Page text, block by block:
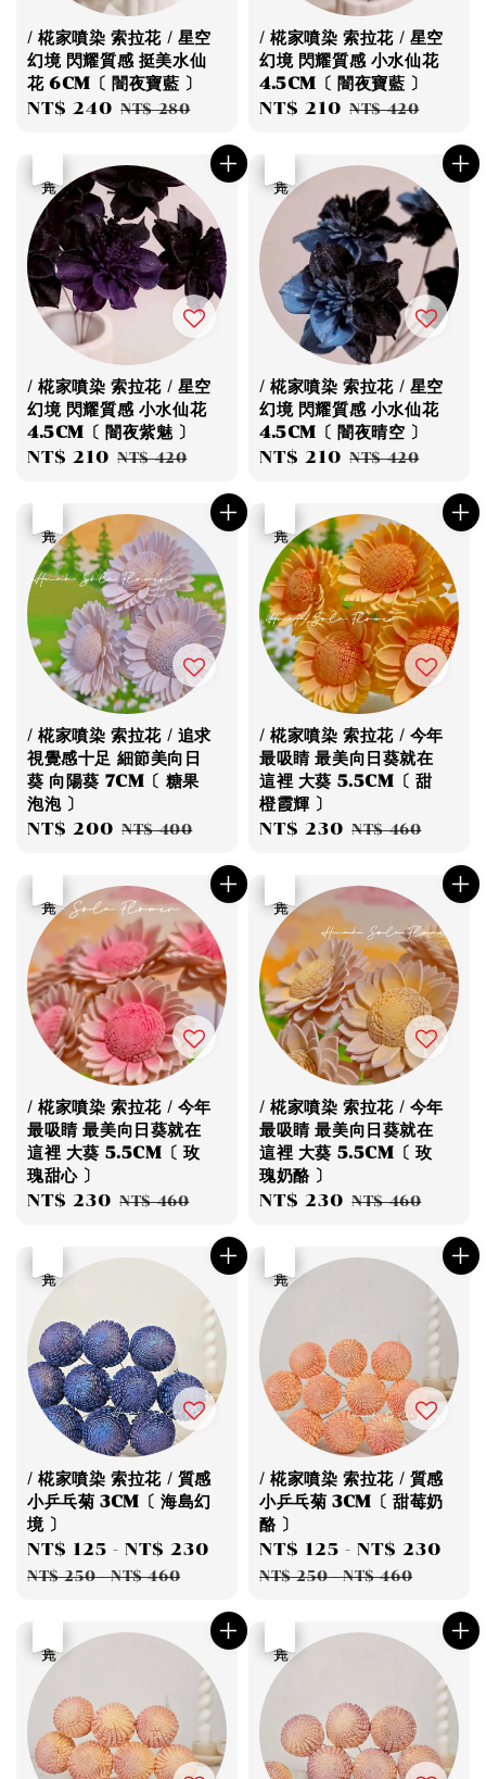
/ 椛家噴染 索拉花 / 星空
幻境 閃耀質感 挺美水仙
花 6CM〔 闇夜寶藍 〕
Sale
NT$ 240 Regular
NT$ 280
/ 椛家噴染 索拉花 / 星空
幻境 閃耀質感 小水仙花
4.5CM〔 闇夜寶藍 〕
Sale
NT$ 210 Regular
NT$ 420
/ 椛家噴染 索拉花 / 星空
幻境 閃耀質感 小水仙花
4.5CM〔 闇夜紫魅 〕
Sale
NT$ 210 Regular
NT$ 420
/ 椛家噴染 索拉花 / 星空
幻境 閃耀質感 小水仙花
4.5CM〔 闇夜晴空 〕
Sale
NT$ 210 Regular
NT$ 420
/ 椛家噴染 索拉花 / 追求
視覺感十足 細節美向日
葵 向陽葵 7CM〔 糖果
泡泡 〕
Sale
NT$ 200 Regular
NT$ 400
/ 椛家噴染 索拉花 / 今年
最吸睛 最美向日葵就在
這裡 大葵 5.5CM〔 甜
橙霞輝 〕
Sale
NT$ 230 Regular
NT$ 460
/ 椛家噴染 索拉花 / 今年
最吸睛 最美向日葵就在
這裡 大葵 5.5CM〔 玫
瑰甜心 〕
Sale
NT$ 230 Regular
NT$ 460
/ 椛家噴染 索拉花 / 今年
最吸睛 最美向日葵就在
這裡 大葵 5.5CM〔 玫
瑰奶酪 〕
Sale
NT$ 230 Regular
NT$ 460
/ 椛家噴染 索拉花 / 質感
小乒乓菊 3CM〔 海島幻
境 〕
Sale
price
NT$ 125 -NT$ 230
Regular
price
NT$ 250-NT$ 460
/ 椛家噴染 索拉花 / 質感
小乒乓菊 3CM〔 甜莓奶
酪 〕
Sale
price
NT$ 125 -NT$ 230
NT$ 250-NT$ 460